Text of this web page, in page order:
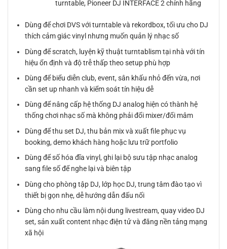
turntable, Pioneer DJ INTERFACE 2 chính hãng
Dùng để chơi DVS với turntable và rekordbox, tối ưu cho DJ
thích cảm giác vinyl nhưng muốn quản lý nhạc số
Dùng để scratch, luyện kỹ thuật turntablism tại nhà với tín
hiệu ổn định và độ trễ thấp theo setup phù hợp
Dùng để biểu diễn club, event, sân khấu nhỏ đến vừa, nơi
cần set up nhanh và kiểm soát tín hiệu dễ
Dùng để nâng cấp hệ thống DJ analog hiện có thành hệ
thống chơi nhạc số mà không phải đổi mixer/đổi mâm
Dùng để thu set DJ, thu bản mix và xuất file phục vụ
booking, demo khách hàng hoặc lưu trữ portfolio
Dùng để số hóa đĩa vinyl, ghi lại bộ sưu tập nhạc analog
sang file số để nghe lại và biên tập
Dùng cho phòng tập DJ, lớp học DJ, trung tâm đào tạo vì
thiết bị gọn nhẹ, dễ hướng dẫn đấu nối
Dùng cho nhu cầu làm nội dung livestream, quay video DJ
set, sản xuất content nhạc điện tử và đăng nền tảng mạng
xã hội